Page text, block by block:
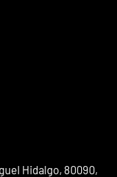
Hidalgo, 80090,